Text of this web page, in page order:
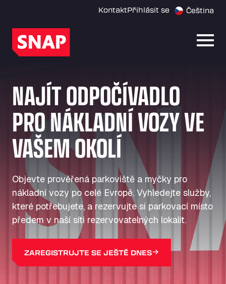
KontaktPřihlásit se Čeština
NAJÍT ODPOČÍVADLO
PRO NÁKLADNÍ VOZY VE
VAŠEM OKOLÍ
Objevte prověřená parkoviště a myčky pro
nákladní vozy po celé Evropě. Vyhledejte služby,
které potřebujete, a rezervujte si parkovací místo
předem v naší síti rezervovatelných lokalit.
ZAREGISTRUJTE SE JEŠTĚ DNES